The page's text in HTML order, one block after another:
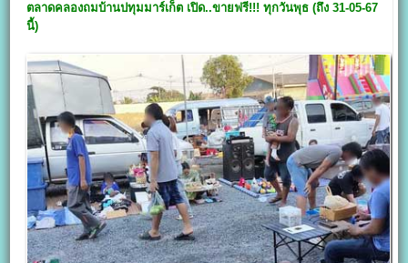
ตลาดคลองถมบ้านปทุมมาร์เก็ต เปิด..ขายฟรี!!! ทุกวันพุธ (ถึง 31-05-67
นี้)